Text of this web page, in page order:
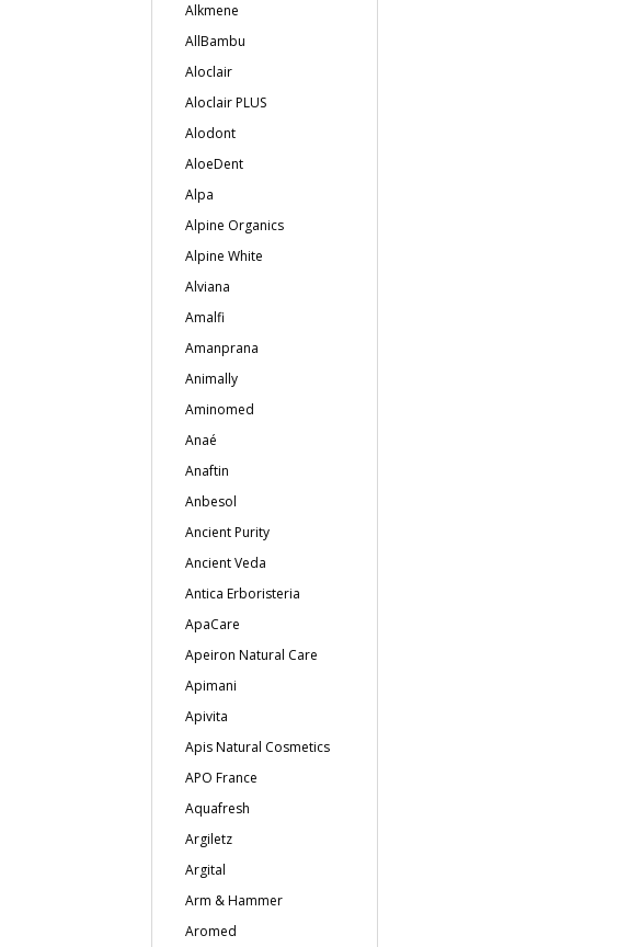
Alkmene
AllBambu
Aloclair
Aloclair PLUS
Alodont
AloeDent
Alpa
Alpine Organics
Alpine White
Alviana
Amalfi
Amanprana
Animally
Aminomed
Anaé
Anaftin
Anbesol
Ancient Purity
Ancient Veda
Antica Erboristeria
ApaCare
Apeiron Natural Care
Apimani
Apivita
Apis Natural Cosmetics
APO France
Aquafresh
Argiletz
Argital
Arm & Hammer
Aromed